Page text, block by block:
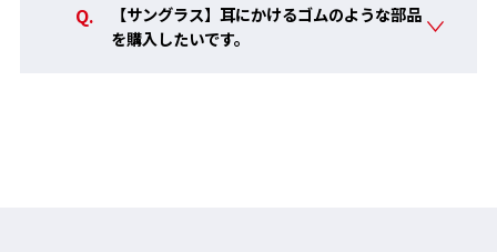
【サングラス】耳にかけるゴムのような部品
を購入したいです。